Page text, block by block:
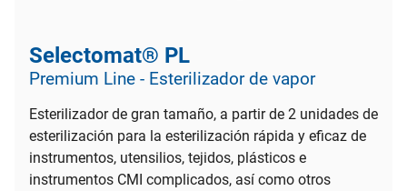
Selectomat® PL
Premium Line - Esterilizador de vapor
Esterilizador de gran tamaño, a partir de 2 unidades de
esterilización para la esterilización rápida y eficaz de
instrumentos, utensilios, tejidos, plásticos e
instrumentos CMI complicados, así como otros